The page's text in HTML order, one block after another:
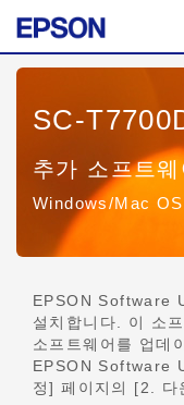
SC-
추가 소프트
Windows/Mac
EPSON Software
설치합니다. 이 소
소프트웨어를 업데
EPSON Software
정] 페이지의 [2. 다